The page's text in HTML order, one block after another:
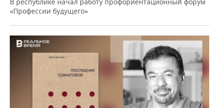
В республике начал работу профориентационный форум
«Профессии будущего»